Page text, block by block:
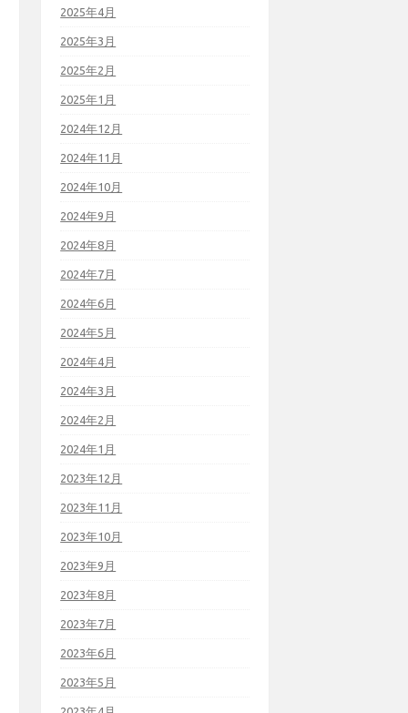
2025年4月
2025年3月
2025年2月
2025年1月
2024年12月
2024年11月
2024年10月
2024年9月
2024年8月
2024年7月
2024年6月
2024年5月
2024年4月
2024年3月
2024年2月
2024年1月
2023年12月
2023年11月
2023年10月
2023年9月
2023年8月
2023年7月
2023年6月
2023年5月